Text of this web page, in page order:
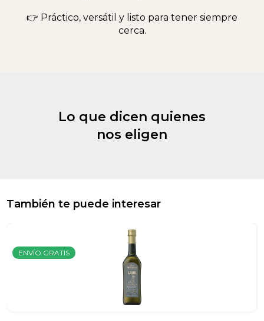
👉 Práctico, versátil y listo para tener siempre
cerca.
Lo que dicen quienes
nos eligen
También te puede interesar
ENVÍO GRATIS